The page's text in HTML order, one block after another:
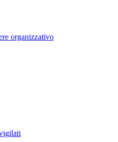
organizzativo